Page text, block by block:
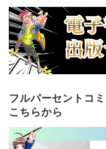
フルパーセントコ
こちらから